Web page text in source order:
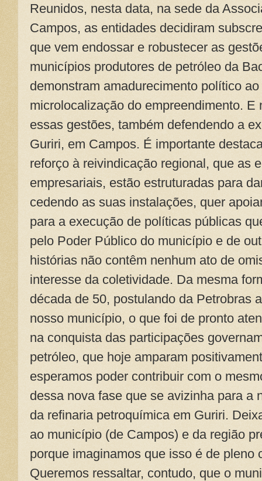
Reunidos, nesta data, na sede da
Campos, as entidades decidiram
que vem endossar e robustecer as
municípios produtores de petróleo da
demonstram amadurecimento político
microlocalização do empreendimento. E
essas gestões, também defendendo a
Guriri, em Campos. É importante
reforço à reivindicação regional, que as
empresariais, estão estruturadas para
cedendo as suas instalações, quer
para a execução de políticas públicas
pelo Poder Público do município e de
histórias não contêm nenhum ato de
interesse da coletividade. Da mesma
década de 50, postulando da Petrobras
nosso município, o que foi de pronto
na conquista das participações
petróleo, que hoje amparam
esperamos poder contribuir com o
dessa nova fase que se avizinha para a
da refinaria petroquímica em Guriri.
ao município (de Campos) e da região
porque imaginamos que isso é de pleno
Queremos ressaltar, contudo, que o